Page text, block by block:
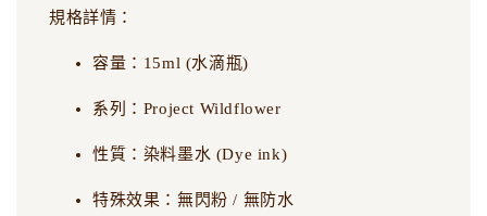
規格詳情：
容量：15ml (水滴瓶)
系列：Project Wildflower
性質：染料墨水 (Dye ink)
特殊效果：無閃粉 / 無防水